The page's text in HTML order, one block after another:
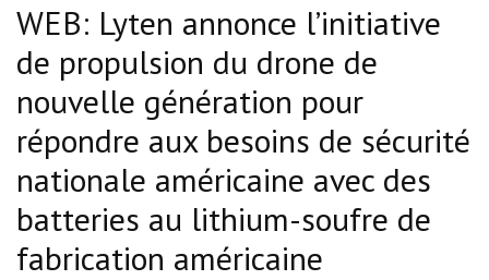
WEB: Lyten annonce l’initiative
de propulsion du drone de
nouvelle génération pour
répondre aux besoins de sécurité
nationale américaine avec des
batteries au lithium-soufre de
fabrication américaine